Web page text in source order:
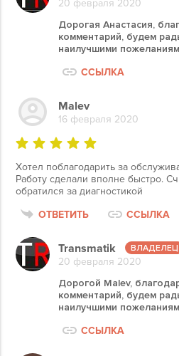
20 февраля 2020
Дорогая Анастасия,
комментарий, будем
наилучшими
ССЫЛКА
Malev
16 февраля 2020
Хотел поблагодарить за
Работу сделали вполне быстро.
обратился за диагностикой
ОТВЕТИТЬ
ССЫЛКА
Transmatik
20 февраля 2020
Дорогой Malev,
комментарий, будем
наилучшими
ССЫЛКА